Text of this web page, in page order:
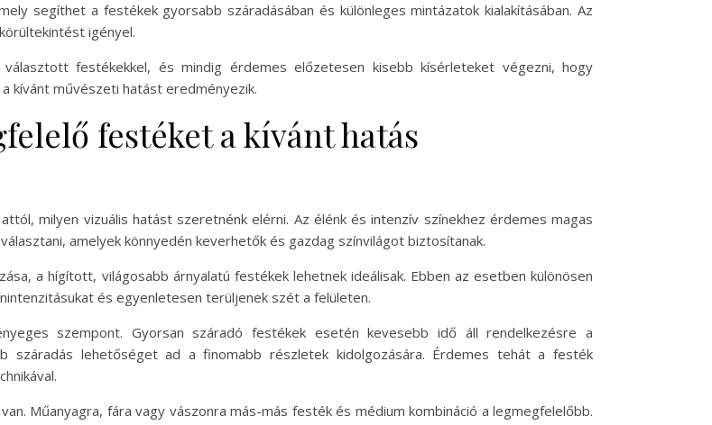
segíthet a festékek gyorsabb száradásában és különleges mintázatok kialakításában. Az
igényel.
festékekkel, és mindig érdemes előzetesen kisebb kísérleteket végezni, hogy
kívánt művészeti hatást eredményezik.
festéket a kívánt hatás
milyen vizuális hatást szeretnénk elérni. Az élénk és intenzív színekhez érdemes magas
amelyek könnyedén keverhetők és gazdag színvilágot biztosítanak.
a hígított, világosabb árnyalatú festékek lehetnek ideálisak. Ebben az esetben különösen
és egyenletesen terüljenek szét a felületen.
szempont. Gyorsan száradó festékek esetén kevesebb idő áll rendelkezésre a
száradás lehetőséget ad a finomabb részletek kidolgozására. Érdemes tehát a festék
Műanyagra, fára vagy vászonra más-más festék és médium kombináció a legmegfelelőbb.